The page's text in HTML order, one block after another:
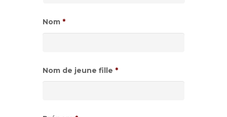
Nom *
Nom de jeune fille *